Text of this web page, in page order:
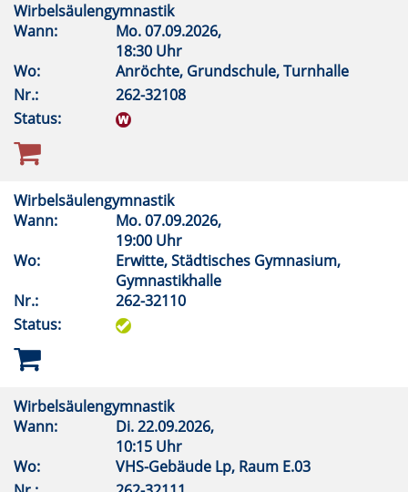
Wirbelsäulengymnastik
Wann:
Mo.07.09.2026,
18:30 Uhr
Wo:
Anröchte, Grundschule, Turnhalle
Nr.:
262-32108
Status:
Wirbelsäulengymnastik
Wann:
Mo.07.09.2026,
19:00 Uhr
Wo:
Erwitte, Städtisches Gymnasium,
Gymnastikhalle
Nr.:
262-32110
Status:
Wirbelsäulengymnastik
Wann:
Di.22.09.2026,
10:15 Uhr
Wo:
VHS-Gebäude Lp, Raum E.03